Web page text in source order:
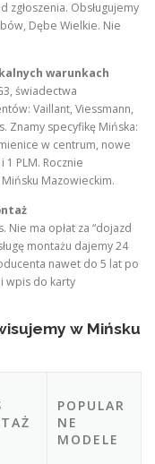
Obsługujemy
Dębe Wielkie. Nie
warunkach
świadectwa
Vaillant, Viessmann,
Znamy specyfikę Mińska:
w centrum, nowe
PLM. Rocznie
Mazowieckim.
Nie ma opłat za “dojazd
montażu dajemy 24
nawet do 5 lat po
wpis do karty
w Mińsku
POPULAR
NE
MODELE